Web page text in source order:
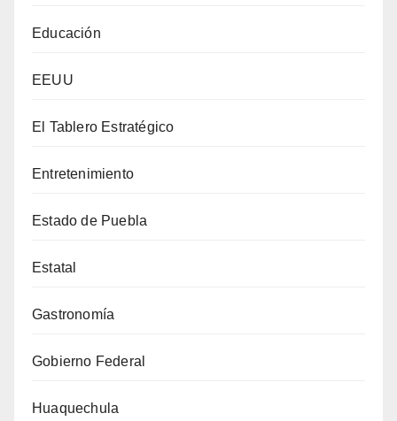
Educación
EEUU
El Tablero Estratégico
Entretenimiento
Estado de Puebla
Estatal
Gastronomía
Gobierno Federal
Huaquechula